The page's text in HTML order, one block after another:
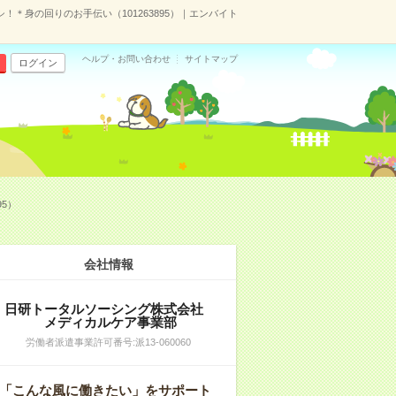
＊身の回りのお手伝い（101263895）｜エンバイト
ログイン ヘルプ・お問い合わせ サイトマップ
）
会社情報
日研トータルソーシング株式会社
メディカルケア事業部
労働者派遣事業許可番号:派13-060060
こんな風に働きたい」をサポート